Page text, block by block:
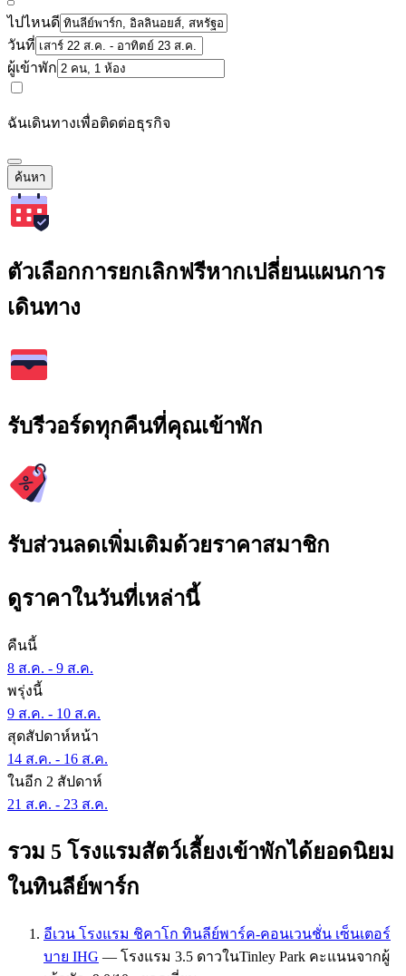
ไปไหนดี
วันที่
ผู้เข้าพัก
ฉันเดินทางเพื่อติดต่อธุรกิจ
ค้นหา
ตัวเลือกการยกเลิกฟรีหากเปลี่ยนแผนการ
เดินทาง
รับรีวอร์ดทุกคืนที่คุณเข้าพัก
รับส่วนลดเพิ่มเติมด้วยราคาสมาชิก
ดูราคาในวันที่เหล่านี้
คืนนี้
8 ส.ค. - 9 ส.ค.
พรุ่งนี้
9 ส.ค. - 10 ส.ค.
สุดสัปดาห์หน้า
14 ส.ค. - 16 ส.ค.
ในอีก 2 สัปดาห์
21 ส.ค. - 23 ส.ค.
รวม 5 โรงแรมสัตว์เลี้ยงเข้าพักได้ยอดนิยม
ในทินลีย์พาร์ก
อีเวน โรงแรม ชิคาโก ทินลีย์พาร์ค-คอนเวนชั่น เซ็นเตอร์
บาย IHG — โรงแรม 3.5 ดาวในTinley Park คะแนนจากผู้